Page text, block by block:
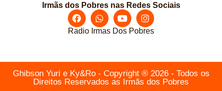
Irmãs dos Pobres nas Redes Sociais
Radio Irmas Dos Pobres
Ghibson Yuri e Ky&Ro - Copyright ® 2026 - Todos os
Direitos Reservados as Irmãs dos Pobres